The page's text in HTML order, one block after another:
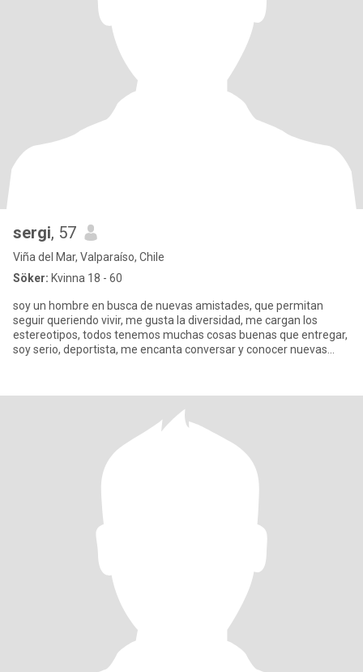
sergi, 57
Viña del Mar, Valparaíso, Chile
Söker: Kvinna 18 - 60
soy un hombre en busca de nuevas amistades, que permitan
seguir queriendo vivir, me gusta la diversidad, me cargan los
estereotipos, todos tenemos muchas cosas buenas que entregar,
soy serio, deportista, me encanta conversar y conocer nuevas